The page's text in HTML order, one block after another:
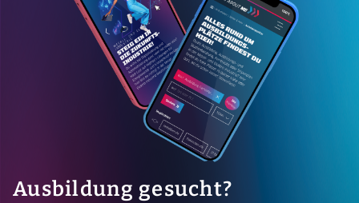
Ausbildung gesucht?